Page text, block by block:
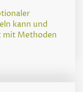
kann und
mit Methoden